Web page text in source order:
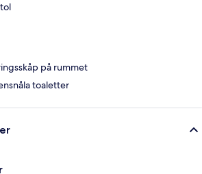
på rummet
toaletter